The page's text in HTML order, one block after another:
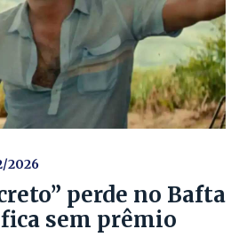
2026
perde no Bafta
sem prêmio